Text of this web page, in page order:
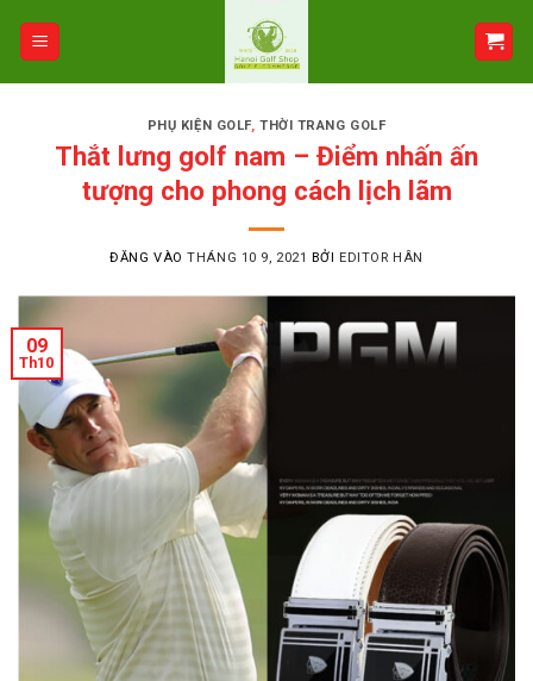
PHỤ KIỆN GOLF, THỜI TRANG GOLF
Thắt lưng golf nam – Điểm nhấn ấn
tượng cho phong cách lịch lãm
ĐĂNG VÀOTHÁNG 10 9, 2021 BỞI EDITOR HÂN
09
Th10